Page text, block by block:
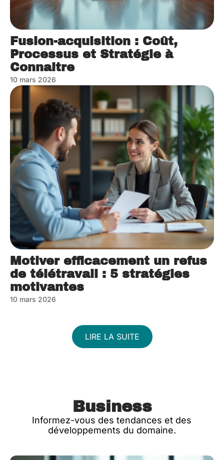
Fusion-acquisition : Coût,
Processus et Stratégie à
Connaitre
10 mars 2026
Motiver efficacement un refus
de télétravail : 5 stratégies
motivantes
10 mars 2026
LIRE LA SUITE
Business
Informez-vous des tendances et des
développements du domaine.